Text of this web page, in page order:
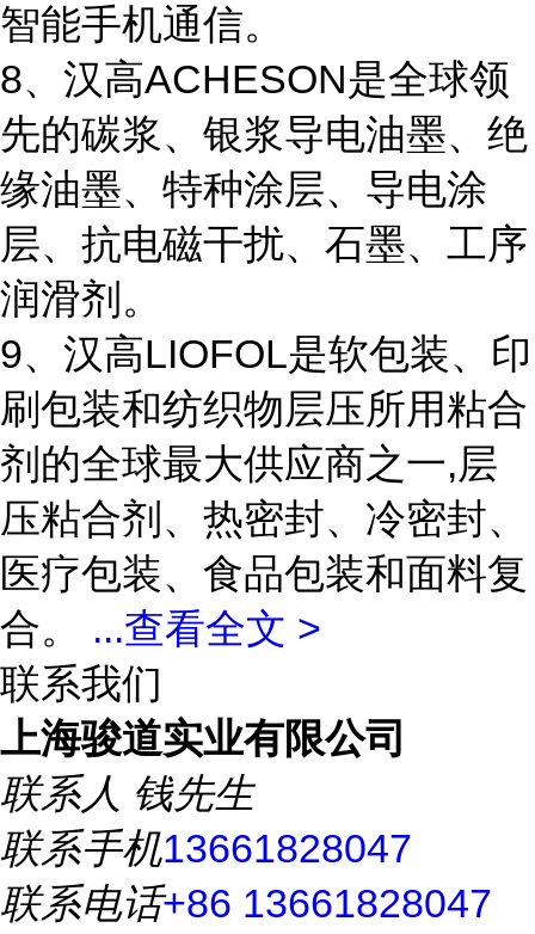
智能手机通信。
8、汉高ACHESON是全球领
先的碳浆、银浆导电油墨、绝
缘油墨、特种涂层、导电涂
层、抗电磁干扰、石墨、工序
润滑剂。
9、汉高LIOFOL是软包装、印
刷包装和纺织物层压所用粘合
剂的全球最大供应商之一,层
压粘合剂、热密封、冷密封、
医疗包装、食品包装和面料复
合。 ...查看全文 >
联系我们
上海骏道实业有限公司
联系人 钱先生
联系手机13661828047
联系电话+86 13661828047